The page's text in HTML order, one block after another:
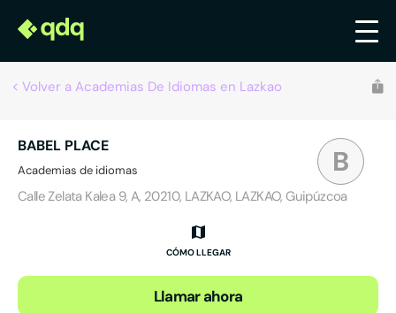
Volver a Academias De Idiomas en Lazkao
B
BABEL PLACE
Academias de idiomas
Calle Zelata Kalea 9, A, 20210, LAZKAO, LAZKAO, Guipúzcoa
CÓMO LLEGAR
Llamar ahora